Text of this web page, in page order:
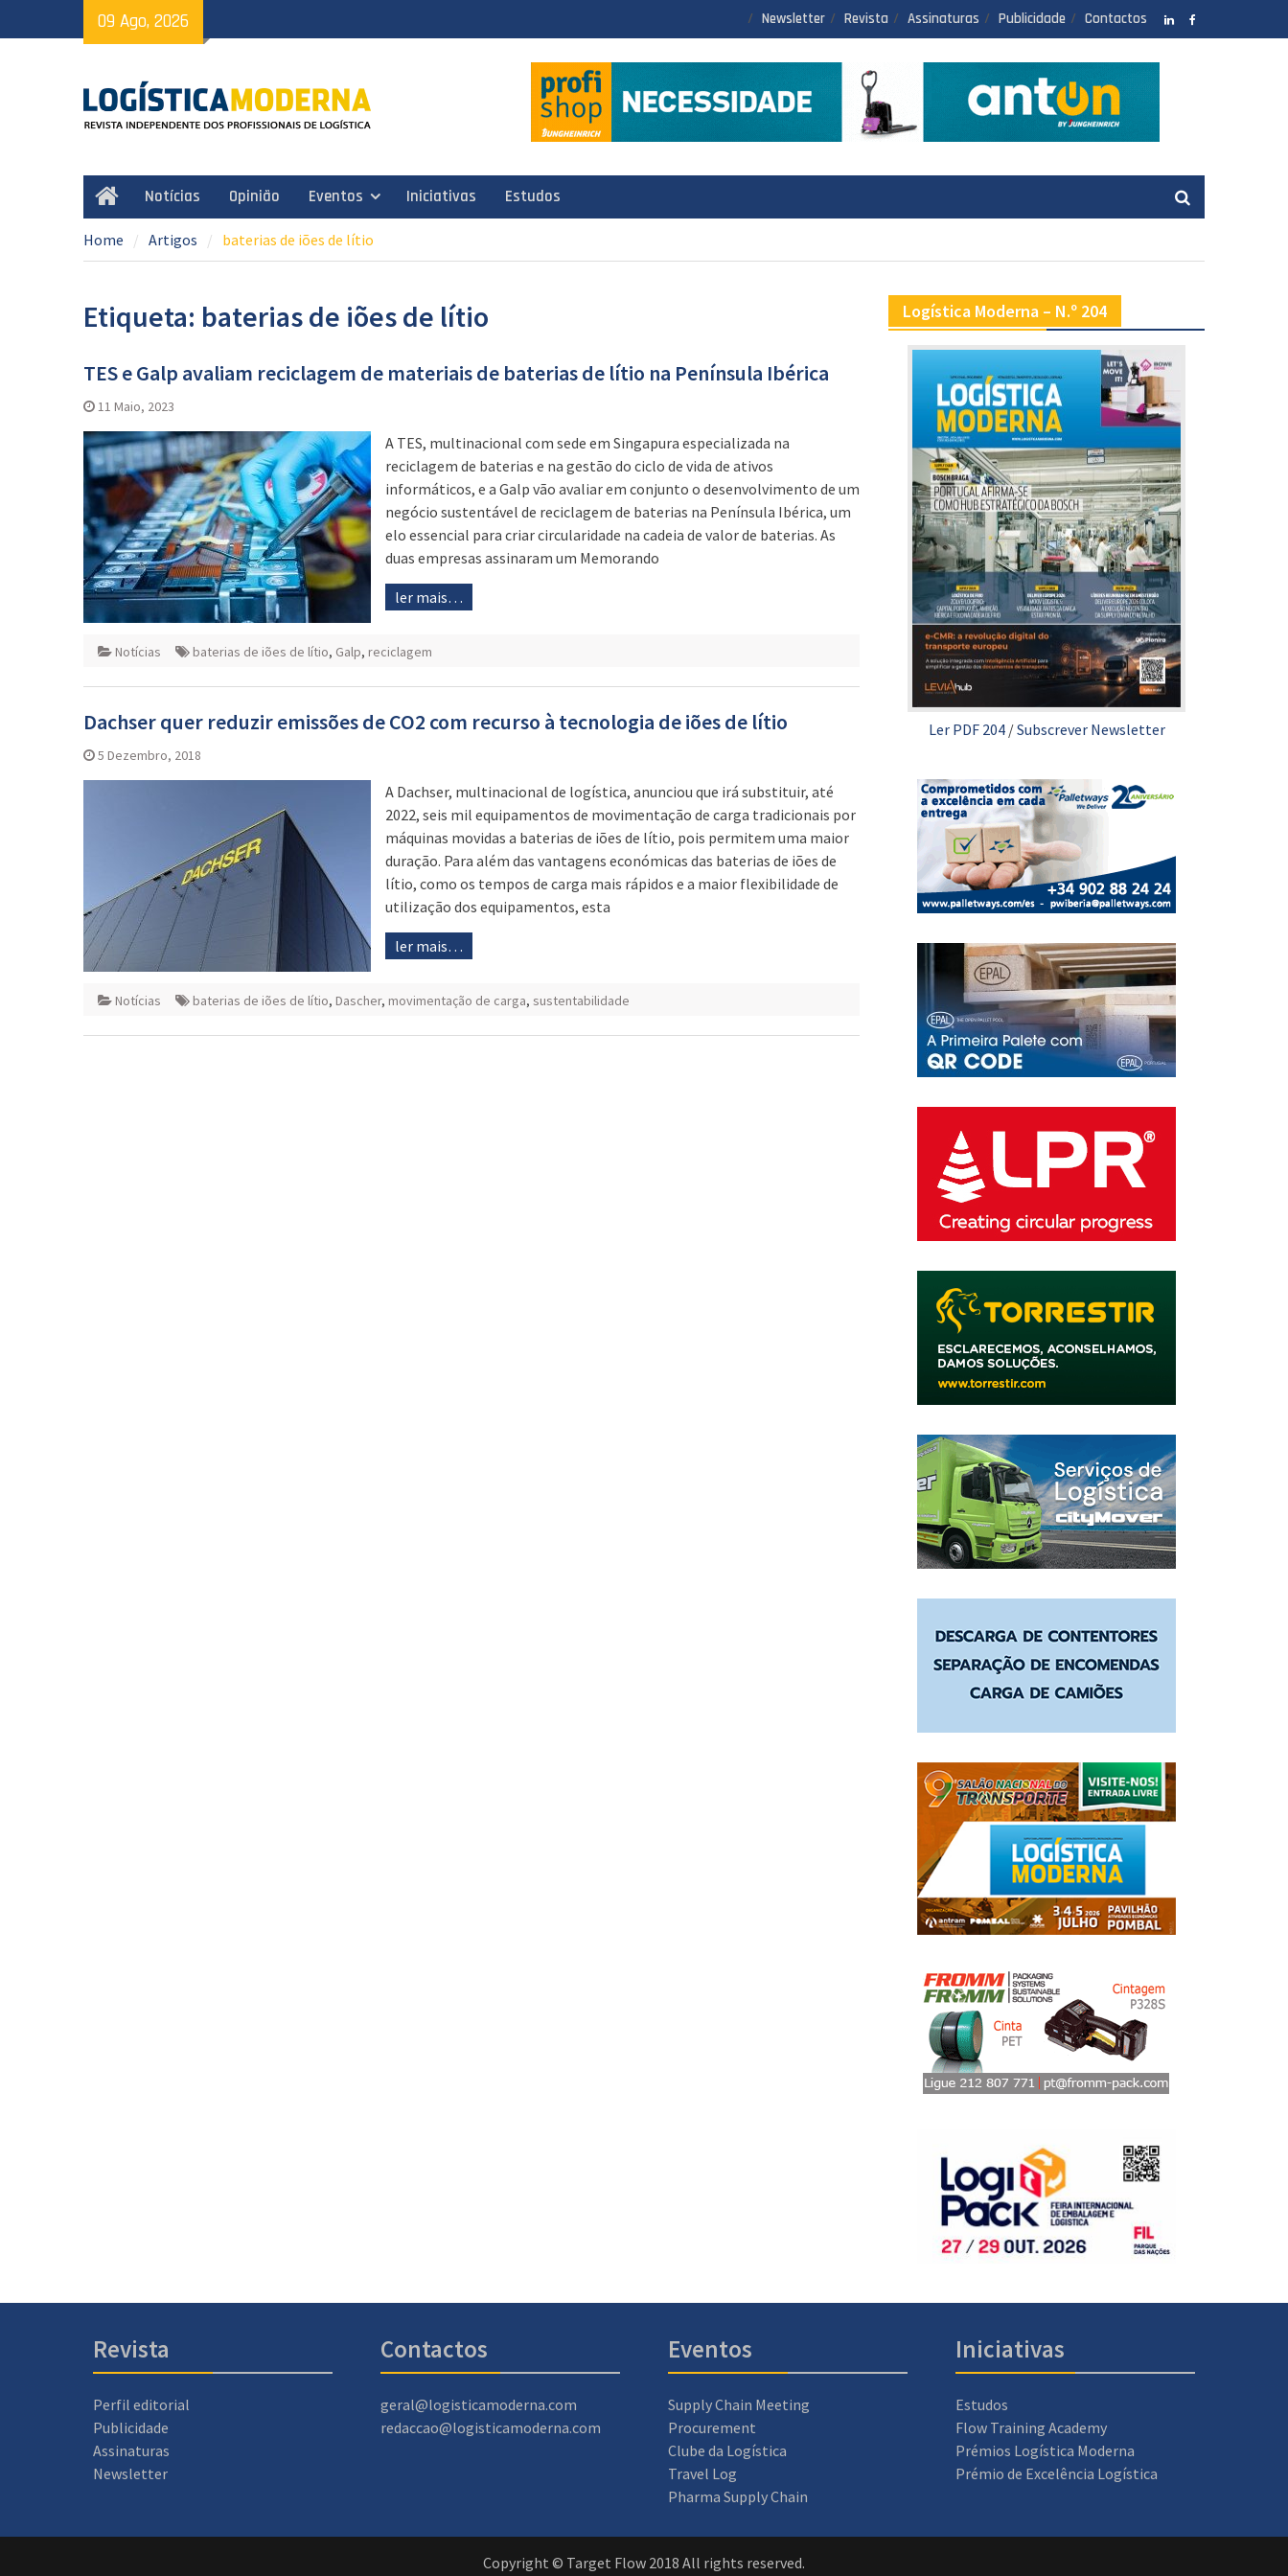
to
09 Ago, 2026 Newsletter Revista Assinaturas Publicidade Contactos
HomeNotícias Opinião Eventos Iniciativas Estudos
Home Artigos baterias de iões de lítio
Etiqueta: baterias de iões de lítio
TES e Galp avaliam reciclagem de materiais de baterias de lítio na Península Ibérica
11 Maio, 2023
A TES, multinacional com sede em Singapura especializada na
reciclagem de baterias e na gestão do ciclo de vida de ativos
informáticos, e a Galp vão avaliar em conjunto o desenvolvimento de um
negócio sustentável de reciclagem de baterias na Península Ibérica, um
elo essencial para criar circularidade na cadeia de valor de baterias. As
duas empresas assinaram um Memorando
ler mais…
Notícias baterias de iões de lítio, Galp, reciclagem
Dachser quer reduzir emissões de CO2 com recurso à tecnologia de iões de lítio
5 Dezembro, 2018
A Dachser, multinacional de logística, anunciou que irá substituir, até
2022, seis mil equipamentos de movimentação de carga tradicionais por
máquinas movidas a baterias de iões de lítio, pois permitem uma maior
duração. Para além das vantagens económicas das baterias de iões de
lítio, como os tempos de carga mais rápidos e a maior flexibilidade de
utilização dos equipamentos, esta
ler mais…
Notícias baterias de iões de lítio, Dascher, movimentação de carga, sustentabilidade
Logística Moderna – N.º 204
Ler PDF 204/Subscrever Newsletter
Revista
Perfil editorial
Publicidade
Assinaturas
Newsletter
Contactos
geral@logisticamoderna.com
redaccao@logisticamoderna.com
Eventos
Supply Chain Meeting
Procurement
Clube da Logística
Travel Log
Pharma Supply Chain
Iniciativas
Estudos
Flow Training Academy
Prémios Logística Moderna
Prémio de Excelência Logística
Copyright © Target Flow 2018 All rights reserved.